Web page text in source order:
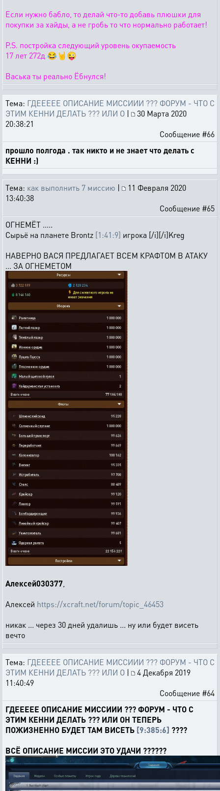
Если нужно бабло, то делай что-то добавь плюшки для
покупки за хайды, а не гробь то что нормально работает!
P.S. постройка следующий уровень окупаемость
17 лет 272д 😂🤘😜
Васька ты реально Ёбнулся!
Тема: ГДЕЕЕЕЕ ОПИСАНИЕ МИССИИИ ??? ФОРУМ - ЧТО С
ЭТИМ КЕННИ ДЕЛАТЬ ??? ИЛИ О |
30 Марта 2020
20:38:21
Сообщение #66
прошло полгода . так никто и не знает что делать с
КЕННИ :)
Тема: как выполнить 7 миссию |
11 Февраля 2020
13:40:38
Сообщение #65
ОГНЕМЁТ .....
Сырьё на планете Brontz [1:41:9] игрока [/i][/i]Kreg
НАВЕРНО ВАСЯ ПРЕДЛАГАЕТ ВСЕМ КРАФТОМ В АТАКУ
... ЗА ОГНЕМЕТОМ
Алексей030377
Алексей https://xcraft.net/forum/topic_46453
никак ... через 30 дней удалишь ... ну или будет висеть
вечто
Тема: ГДЕЕЕЕЕ ОПИСАНИЕ МИССИИИ ??? ФОРУМ - ЧТО С
ЭТИМ КЕННИ ДЕЛАТЬ ??? ИЛИ О |
4 Декабря 2019
11:40:49
Сообщение #64
ГДЕЕЕЕЕ ОПИСАНИЕ МИССИИИ ??? ФОРУМ - ЧТО С
ЭТИМ КЕННИ ДЕЛАТЬ ??? ИЛИ ОН ТЕПЕРЬ
ПОЖИЗНЕННО БУДЕТ ТАМ ВИСЕТЬ [9:385:6] ????
ВСЁ ОПИСАНИЕ МИССИИ ЭТО УДАЧИ ??????